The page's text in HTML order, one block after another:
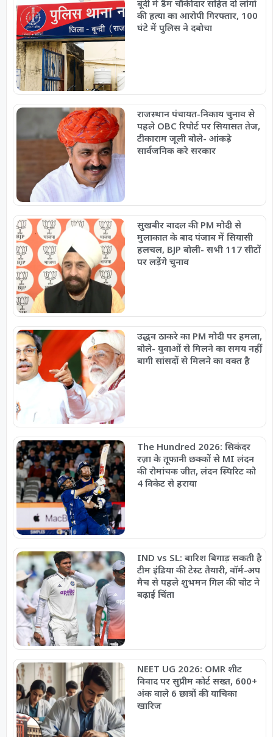
बूंदी में डैम चौकीदार सहित दो लोगों
की हत्या का आरोपी गिरफ्तार, 100
घंटे में पुलिस ने दबोचा
राजस्थान पंचायत-निकाय चुनाव से
पहले OBC रिपोर्ट पर सियासत तेज,
टीकाराम जूली बोले- आंकड़े
सार्वजनिक करे सरकार
सुखबीर बादल की PM मोदी से
मुलाकात के बाद पंजाब में सियासी
हलचल, BJP बोली- सभी 117 सीटों
पर लड़ेंगे चुनाव
उद्धव ठाकरे का PM मोदी पर हमला,
बोले- युवाओं से मिलने का समय नहीं,
बागी सांसदों से मिलने का वक्त है
The Hundred 2026: सिकंदर
रज़ा के तूफानी छक्कों से MI लंदन
की रोमांचक जीत, लंदन स्पिरिट को
4 विकेट से हराया
IND vs SL: बारिश बिगाड़ सकती है
टीम इंडिया की टेस्ट तैयारी, वॉर्म-अप
मैच से पहले शुभमन गिल की चोट ने
बढ़ाई चिंता
NEET UG 2026: OMR शीट
विवाद पर सुप्रीम कोर्ट सख्त, 600+
अंक वाले 6 छात्रों की याचिका
खारिज